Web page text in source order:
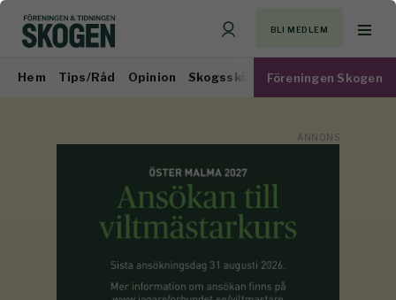
BLI MEDLEM
Hem Tips/Råd Opinion Skogsskötsel Virkesmarknad
Föreningen Skogen